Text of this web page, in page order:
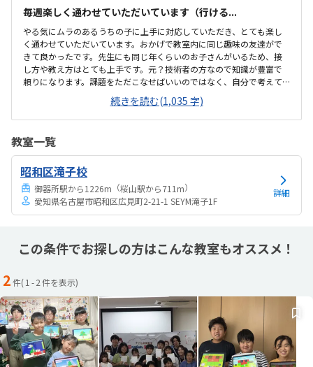
毎週楽しく通わせていただいています（行ける...
やる気にムラのあるうちの子に上手に対応していただき、とても楽し
く通わせていただいています。おかげで教室内に同じ趣味の友達がで
きて良かったです。先生にも同じ年くらいのお子さんがいるため、接
し方や教え方はとても上手です。元？技術者の方なので知識が豊富で
頼りになります。課題をただこなせばいいのではなく、自分で考えて
ちゃんと理解できるようになるように指導して下さり、本当に将来に
つながるように考えてくれていてとてもありがたいです。プログラミ
ングコンテストや検定試験のことを一緒に調べてくれたり、情報をく
人のレベルに合わせて授業が進んでいきます。ただ動画を見るだけで
はなくちゃんと理解してるかの確認テストのようなものもあります。
どこまで進んでいるのか？確認テストは出来ているのか？が保護者の
メールに送られてくるので、教室でちゃんと勉強してい...
続きを読む(1,035 字)
教室一覧
昭和区滝子校
御器所駅から1226m （桜山駅から711m）
愛知県名古屋市昭和区広見町2-21-1 SEYM滝子1F
詳細
この条件でお探しの方はこんな教室もオススメ！
2件(1 -2件を表示)